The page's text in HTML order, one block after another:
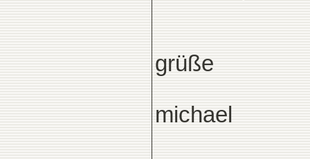
grüße
michael